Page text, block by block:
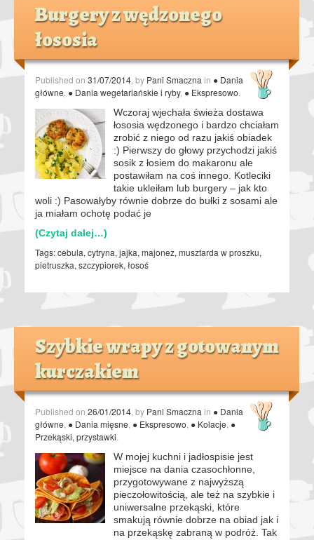
Burgery z wędzonego
łososia
Published on 31/07/2014 , by Pani Smaczna in ● Dania
główne ● Dania wegetariańskie i ryby, ● Ekspresowo
Wczoraj wjechała świeża dostawa
łososia wędzonego i bardzo chciałam
zrobić z niego od razu jakiś obiadek
:) Pierwszy do głowy przychodzi jakiś
sosik z łosiem do makaronu ale
postawiłam na coś innego. Kotleciki
takie ukleiłam lub burgery – jak kto
woli :) Pasowałyby równie dobrze do bułki z sosami ale
ja miałam ochotę podać je
(Czytaj dalej…)
Tags:cebula, cytryna, jajka, majonez, musztarda w proszku,
pietruszka, szczypiorek, łosoś
Szybkie wrapy z gotowanym
kurczakiem
Published on 26/01/2014 , by Pani Smaczna in ● Dania
główne ● Dania mięsne ● Ekspresowo ● Kolacje ●
Przekąski, przystawki
W mojej kuchni i jadłospisie jest
miejsce na dania czasochłonne,
przygotowywane z najwyższą
pieczołowitością, ale też na szybkie i
uniwersalne przekąski, które
smakują równie dobrze na obiad jak i
na przekąskę zabraną w podróż. Tak